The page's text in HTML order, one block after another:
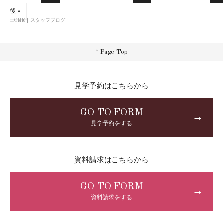
後 »
HOME スタッフブログ
↑ Page Top
見学予約はこちらから
GO TO FORM
見学予約をする
→
資料請求はこちらから
GO TO FORM
資料請求をする
→